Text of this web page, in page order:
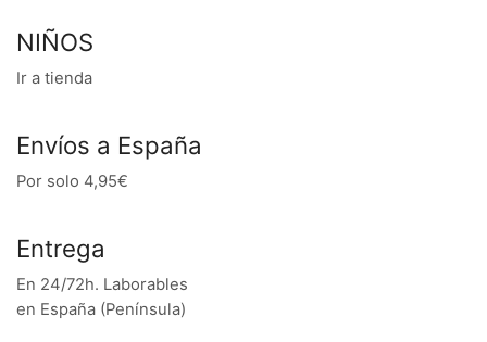
NIÑOS
Ir a tienda
Envíos a España
Por solo 4,95€
Entrega
En 24/72h. Laborables
en España (Península)